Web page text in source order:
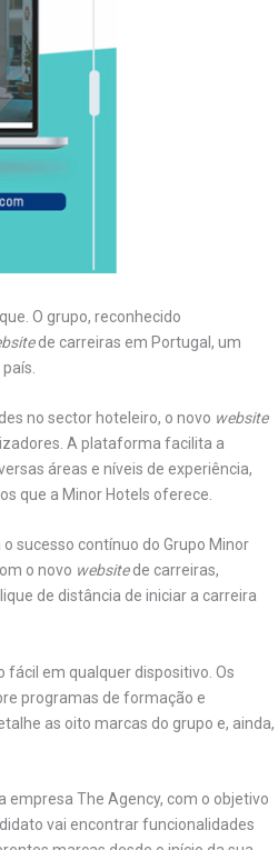
O grupo, reconhecido
de carreiras em Portugal, um
no sector hoteleiro, o novo website
A plataforma facilita a
áreas e níveis de experiência,
que a Minor Hotels oferece.
sucesso contínuo do Grupo Minor
o novo websitede carreiras,
de distância de iniciar a carreira
em qualquer dispositivo. Os
programas de formação e
as oito marcas do grupo e, ainda,
The Agency, com o objetivo
vai encontrar funcionalidades